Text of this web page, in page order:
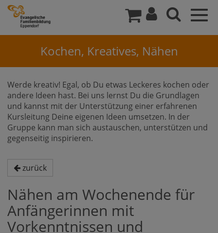
Kochen, Kreatives, Nähen
Werde kreativ! Egal, ob Du etwas Leckeres kochen oder
andere Ideen hast. Bei uns lernst Du die Grundlagen
und kannst mit der Unterstützung einer erfahrenen
Kursleitung Deine eigenen Ideen umsetzen. In der
Gruppe kann man sich austauschen, unterstützen und
gegenseitig inspirieren.
zurück
Nähen am Wochenende für
Anfängerinnen mit
Vorkenntnissen und